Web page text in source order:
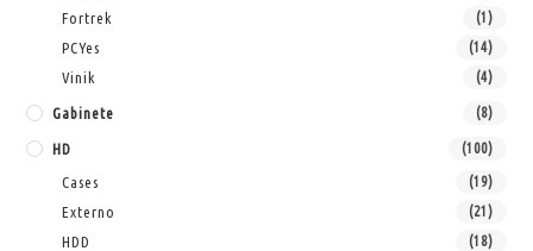
Fortrek (1)
PCYes (14)
Vinik (4)
Gabinete (8)
HD (100)
Cases (19)
Externo (21)
HDD (18)